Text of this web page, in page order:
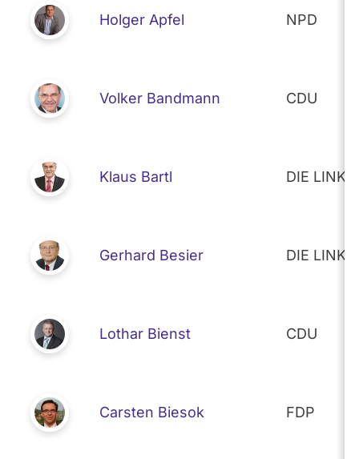
Holger Apfel NPD
Volker Bandmann CDU
Klaus Bartl DIE LINKE
Gerhard Besier DIE LINKE
Lothar Bienst CDU
Carsten Biesok FDP